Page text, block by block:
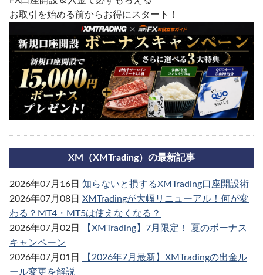
お取引を始める前からお得にスタート！
XM（XMTrading）の最新記事
2026年07月16日 知らないと損するXMTrading口座開設術
2026年07月08日 XMTradingが大幅リニューアル！何が変
わる？MT4・MT5は使えなくなる？
2026年07月02日
【XMTrading】7月限定！ 夏のボーナス
キャンペーン
2026年07月01日
【2026年7月最新】XMTradingの出金ル
ール変更を解説